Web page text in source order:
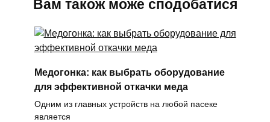
Вам також може сподобатися
Медогонка: как выбрать оборудование
для эффективной откачки меда
Одним из главных устройств на любой пасеке
является